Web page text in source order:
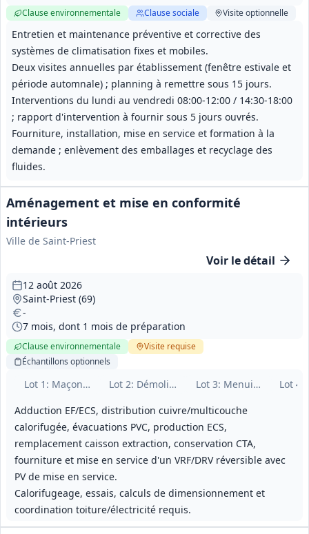
Entretien et maintenance préventive et corrective des
systèmes de climatisation fixes et mobiles.
Deux visites annuelles par établissement (fenêtre estivale et
période automnale) ; planning à remettre sous 15 jours.
Interventions du lundi au vendredi 08:00-12:00 / 14:30-18:00
; rapport d'intervention à fournir sous 5 jours ouvrés.
Fourniture, installation, mise en service et formation à la
demande ; enlèvement des emballages et recyclage des
fluides.
Clause environnementale Clause sociale Visiteoptionnelle
Aménagement et mise en conformité
intérieurs
Ville de Saint-Priest
Voir le détail
Lot 1 : Maçonnerie Lot 2: Démolition-plâtrerie-peinture
Lot 3: Menuiseries et
Lot 4
Adduction EF/ECS, distribution cuivre/multicouche
calorifugée, évacuations PVC, production ECS,
remplacement caisson extraction, conservation CTA,
fourniture et mise en service d'un VRF/DRV réversible avec
PV de mise en service.
Calorifugeage, essais, calculs de dimensionnement et
coordination toiture/électricité requis.
12 août 2026
Saint-Priest (69)
-
7 mois, dont 1 mois de préparation
Clause environnementale Visite requise
Échantillons optionnels